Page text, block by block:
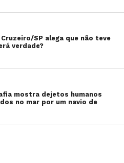
SP alega que não teve
verdade?
mostra dejetos humanos
no mar por um navio de